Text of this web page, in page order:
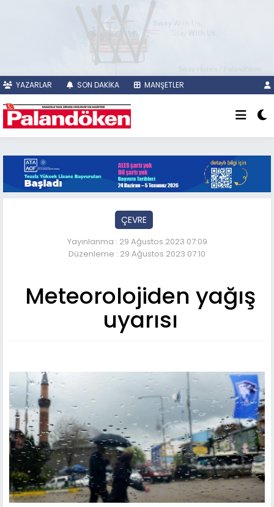
YAZARLAR SON DAKİKA MANŞETLER
ÇEVRE
Yayınlanma : 29 Ağustos 2023 07:09
Düzenleme : 29 Ağustos 2023 07:10
Meteorolojiden yağış
uyarısı